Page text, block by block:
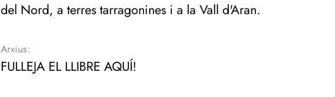
del Nord, a terres tarragonines i a la Vall d'Aran.
Arxius:
FULLEJA EL LLIBRE AQUÍ!